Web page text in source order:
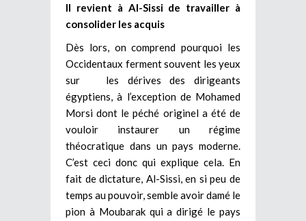
Il revient à Al-Sissi de travailler à
consolider les acquis
Dès lors, on comprend pourquoi les
Occidentaux ferment souvent les yeux
sur les dérives des dirigeants
égyptiens, à l’exception de Mohamed
Morsi dont le péché originel a été de
vouloir instaurer un régime
théocratique dans un pays moderne.
C’est ceci donc qui explique cela. En
fait de dictature, Al-Sissi, en si peu de
temps au pouvoir, semble avoir damé le
pion à Moubarak qui a dirigé le pays